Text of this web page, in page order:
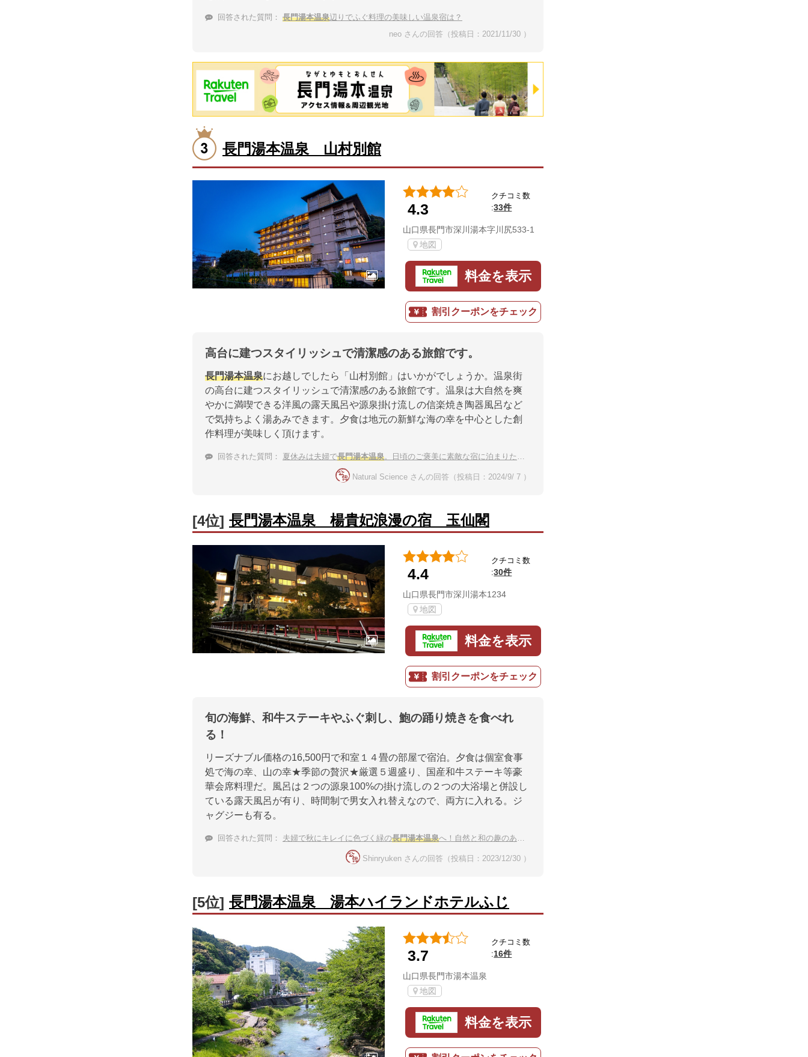
回答された質問： 長門湯本温泉辺りでふぐ料理の美味しい温泉宿は？
neo さんの回答（投稿日：2021/11/30 ）
長門湯本温泉 山村別館
4.3
クチコミ数
:33件
山口県長門市深川湯本字川尻533-1
地図
料金を表示
割引クーポンをチェック
高台に建つスタイリッシュで清潔感のある旅館です。
長門湯本温泉にお越しでしたら「山村別館」はいかがでしょうか。温泉街
の高台に建つスタイリッシュで清潔感のある旅館です。温泉は大自然を爽
やかに満喫できる洋風の露天風呂や源泉掛け流しの信楽焼き陶器風呂など
で気持ちよく湯あみできます。夕食は地元の新鮮な海の幸を中心とした創
作料理が美味しく頂けます。
回答された質問： 夏休みは夫婦で長門湯本温泉。日頃のご褒美に素敵な宿に泊まりたい！
Natural Science さんの回答（投稿日：2024/9/ 7 ）
[4位] 長門湯本温泉 楊貴妃浪漫の宿 玉仙閣
4.4
クチコミ数
:30件
山口県長門市深川湯本1234
地図
料金を表示
割引クーポンをチェック
旬の海鮮、和牛ステーキやふぐ刺し、鮑の踊り焼きを食べれ
る！
リーズナブル価格の16,500円で和室１４畳の部屋で宿泊。夕食は個室食事
処で海の幸、山の幸★季節の贅沢★厳選５週盛り、国産和牛ステーキ等豪
華会席料理だ。風呂は２つの源泉100%の掛け流しの２つの大浴場と併設し
ている露天風呂が有り、時間制で男女入れ替えなので、両方に入れる。ジ
ャグジーも有る。
回答された質問： 夫婦で秋にキレイに色づく緑の長門湯本温泉へ！自然と和の趣のある宿
Shinryuken さんの回答（投稿日：2023/12/30 ）
[5位] 長門湯本温泉 湯本ハイランドホテルふじ
3.7
クチコミ数
:16件
山口県長門市湯本温泉
地図
料金を表示